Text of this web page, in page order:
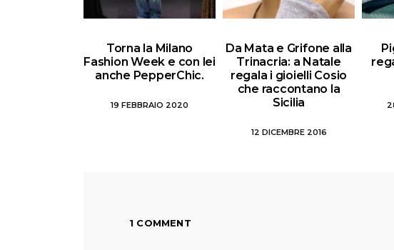
Torna la Milano
Fashion Week e con lei
anche PepperChic.
19 FEBBRAIO 2020
Da Mata e Grifone alla
Trinacria: a Natale
regala i gioielli Cosio
che raccontano la
Sicilia
12 DICEMBRE 2016
1 COMMENT